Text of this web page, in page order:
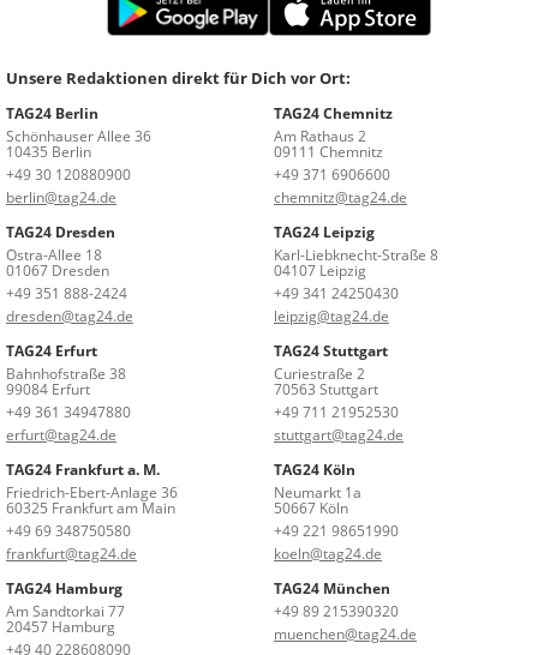
Unsere Redaktionen direkt für Dich vor Ort:
TAG24 Berlin
Schönhauser Allee 36
10435 Berlin
+49 30 120880900
berlin@tag24.de
TAG24 Chemnitz
Am Rathaus 2
09111 Chemnitz
+49 371 6906600
chemnitz@tag24.de
TAG24 Dresden
Ostra-Allee 18
01067 Dresden
+49 351 888-2424
dresden@tag24.de
TAG24 Leipzig
Karl-Liebknecht-Straße 8
04107 Leipzig
+49 341 24250430
leipzig@tag24.de
TAG24 Erfurt
Bahnhofstraße 38
99084 Erfurt
+49 361 34947880
erfurt@tag24.de
TAG24 Stuttgart
Curiestraße 2
70563 Stuttgart
+49 711 21952530
stuttgart@tag24.de
TAG24 Frankfurt a. M.
Friedrich-Ebert-Anlage 36
60325 Frankfurt am Main
+49 69 348750580
frankfurt@tag24.de
TAG24 Köln
Neumarkt 1a
50667 Köln
+49 221 98651990
koeln@tag24.de
TAG24 Hamburg
Am Sandtorkai 77
20457 Hamburg
+49 40 228608090
TAG24 München
+49 89 215390320
muenchen@tag24.de